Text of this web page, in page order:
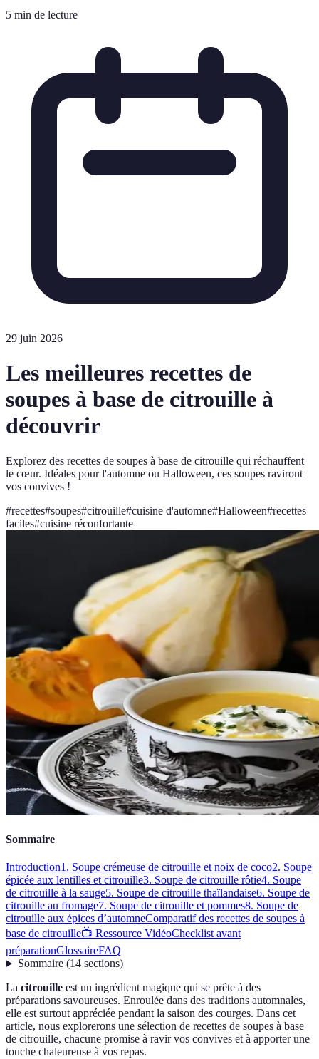
5 min de lecture
29 juin 2026
Les meilleures recettes de
soupes à base de citrouille à
découvrir
Explorez des recettes de soupes à base de citrouille qui réchauffent
le cœur. Idéales pour l'automne ou Halloween, ces soupes raviront
vos convives !
#recettes#soupes#citrouille#cuisine d'automne#Halloween#recettes
faciles#cuisine réconfortante
Sommaire
Introduction1. Soupe crémeuse de citrouille et noix de coco2. Soupe
épicée aux lentilles et citrouille3. Soupe de citrouille rôtie4. Soupe
de citrouille à la sauge5. Soupe de citrouille thaïlandaise6. Soupe de
citrouille au fromage7. Soupe de citrouille et pommes8. Soupe de
citrouille aux épices d’automneComparatif des recettes de soupes à
base de citrouille📺 Ressource VidéoChecklist avant
préparationGlossaireFAQ
Sommaire(14 sections)
La citrouille est un ingrédient magique qui se prête à des
préparations savoureuses. Enroulée dans des traditions automnales,
elle est surtout appréciée pendant la saison des courges. Dans cet
article, nous explorerons une sélection de recettes de soupes à base
de citrouille, chacune promise à ravir vos convives et à apporter une
touche chaleureuse à vos repas.